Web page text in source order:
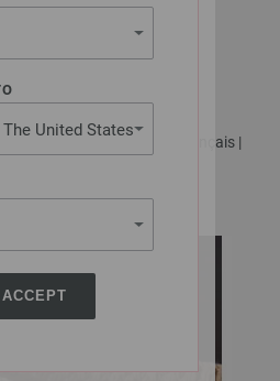
The United States
ACCEPT
MERINO
+ explications en français |